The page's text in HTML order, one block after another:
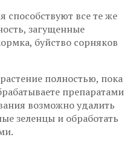
способствуют все те же
загущенные
буйство сорняков
полностью, пока
препаратами
возможно удалить
зеленцы и обработать